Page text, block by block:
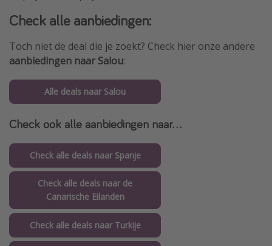
Check alle aanbiedingen:
Toch niet de deal die je zoekt? Check hier onze andere
aanbiedingen naar Salou:
Alle deals naar Salou
Check ook alle aanbiedingen naar...
Check alle deals naar Spanje
Check alle deals naar de
Canarische Eilanden
Check alle deals naar Turkije